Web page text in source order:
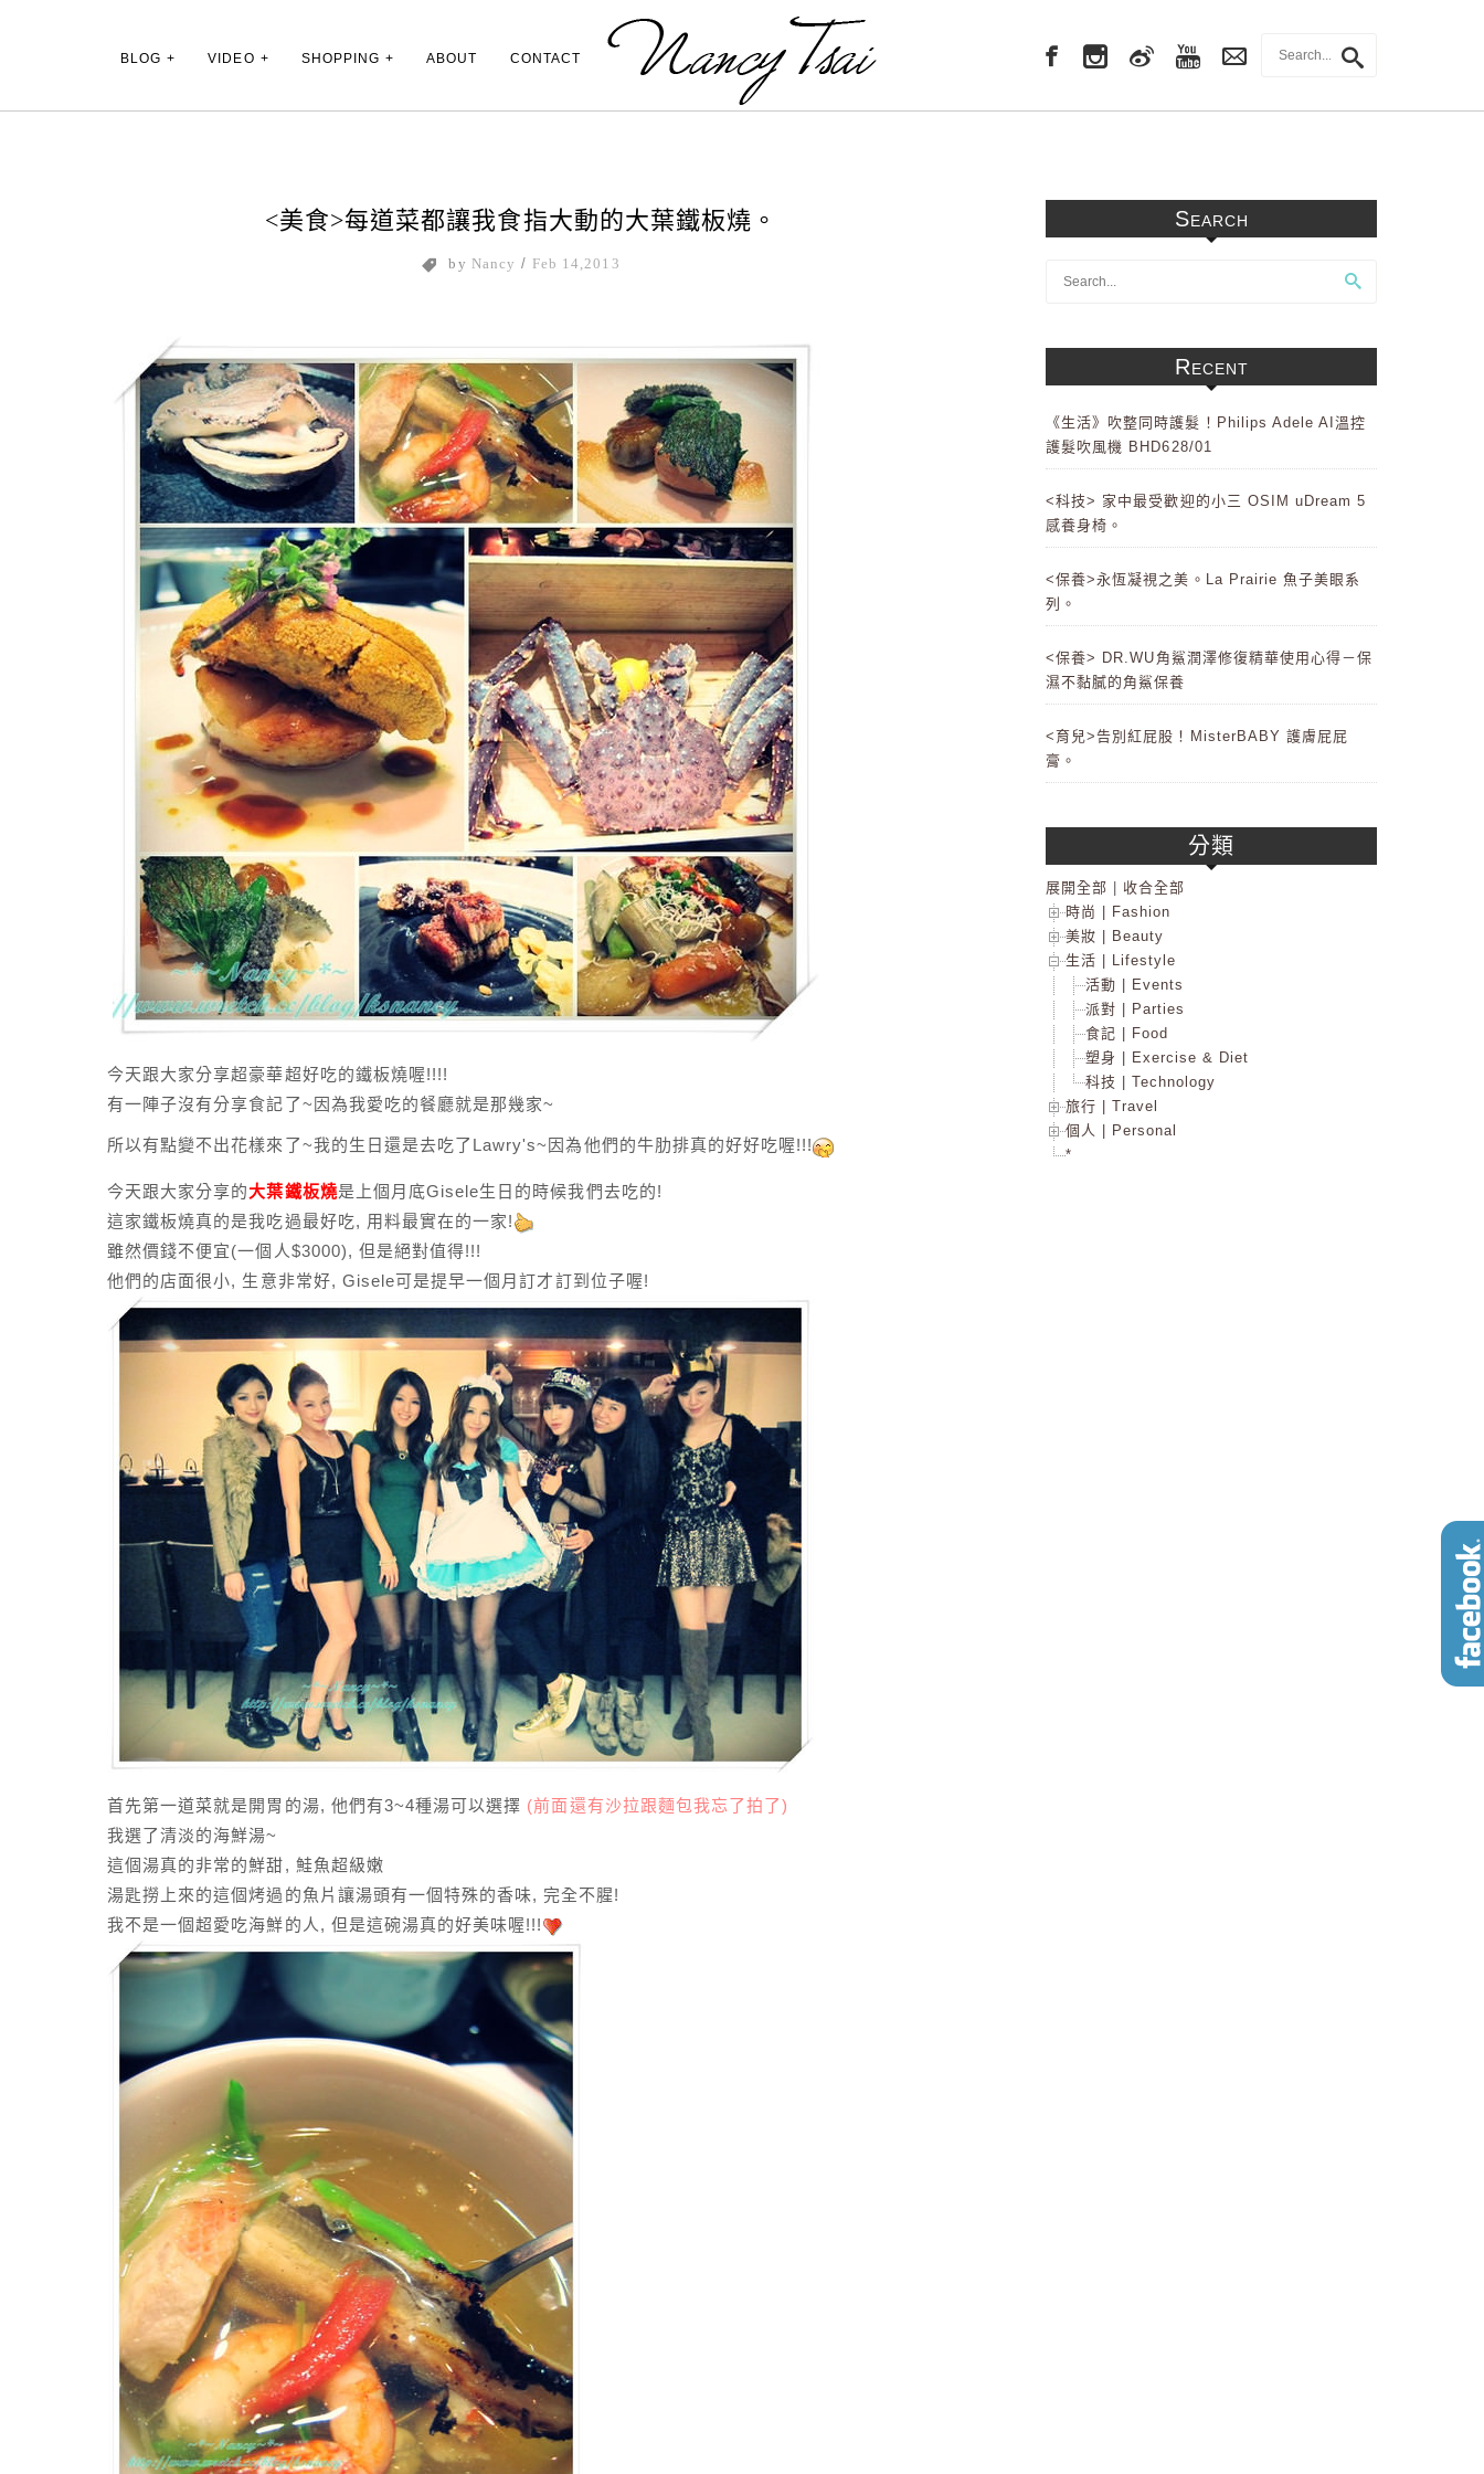
Main Menu
BLOG VIDEO SHOPPING ABOUT CONTACT
<美食>每道菜都讓我食指大動的大葉鐵板燒。
by Nancy / Feb 14,2013
今天跟大家分享超豪華超好吃的鐵板燒喔!!!!
有一陣子沒有分享食記了~因為我愛吃的餐廳就是那幾家~
所以有點變不出花樣來了~我的生日還是去吃了Lawry's~因為他們的牛肋排真的好好吃喔!!!
今天跟大家分享的大葉鐵板燒是上個月底Gisele生日的時候我們去吃的!
這家鐵板燒真的是我吃過最好吃, 用料最實在的一家!
雖然價錢不便宜(一個人$3000), 但是絕對值得!!!
他們的店面很小, 生意非常好, Gisele可是提早一個月訂才訂到位子喔!
首先第一道菜就是開胃的湯, 他們有3~4種湯可以選擇 (前面還有沙拉跟麵包我忘了拍了)
我選了清淡的海鮮湯~
這個湯真的非常的鮮甜, 鮭魚超級嫩
湯匙撈上來的這個烤過的魚片讓湯頭有一個特殊的香味, 完全不腥!
我不是一個超愛吃海鮮的人, 但是這碗湯真的好美味喔!!!
Search
Recent
《生活》吹整同時護髮！Philips Adele AI溫控
護髮吹風機 BHD628/01
<科技> 家中最受歡迎的小三 OSIM uDream 5
感養身椅。
<保養>永恆凝視之美。La Prairie 魚子美眼系
列。
<保養> DR.WU角鯊潤澤修復精華使用心得－保
濕不黏膩的角鯊保養
<育兒>告別紅屁股！MisterBABY 護膚屁屁
膏。
分類
展開全部
收合全部
時尚 | Fashion
美妝 | Beauty
生活 | Lifestyle
活動 | Events
派對 | Parties
食記 | Food
塑身 | Exercise & Diet
科技 | Technology
旅行 | Travel
個人 | Personal
*